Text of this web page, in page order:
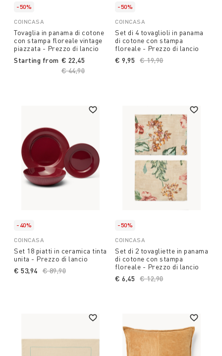
-50%
COINCASA
Tovaglia in panama di cotone
con stampa floreale vintage
piazzata - Prezzo di lancio
Starting from
Price reduced from
€ 44,90
€ 22,45
-50%
COINCASA
Set di 4 tovaglioli in panama
di cotone con stampa
floreale - Prezzo di lancio
Price reduced from
€ 19,90to
€ 9,95
-40%
COINCASA
Set 18 piatti in ceramica tinta
unita - Prezzo di lancio
Price reduced from
€ 89,90
€ 53,94
-50%
COINCASA
Set di 2 tovagliette in panama
di cotone con stampa
floreale - Prezzo di lancio
Price reduced from
€ 12,90to
€ 6,45